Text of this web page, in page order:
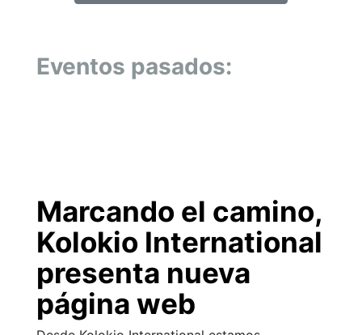
CLIENTES
Eventos pasados:
Marcando el camino,
Kolokio International
presenta nueva
página web